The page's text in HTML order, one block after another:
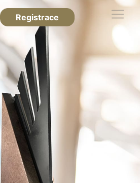
Registrace